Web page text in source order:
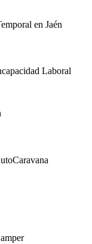
Laboral